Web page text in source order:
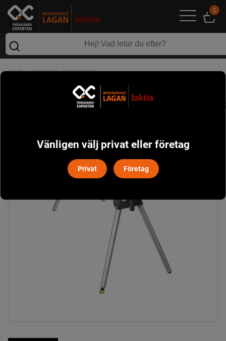
0
Start> Verktyg> Sågverktyg>
Vänligen välj privat eller företag
Privat Företag